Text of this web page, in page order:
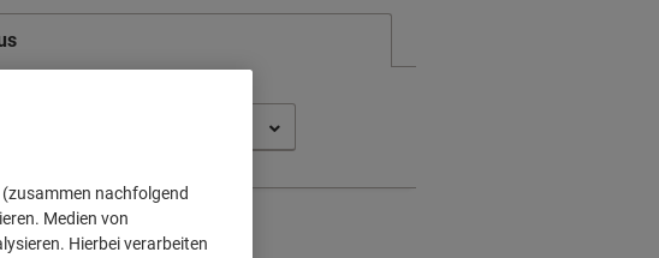
nachfolgend
Medien von
Hierbei verarbeiten